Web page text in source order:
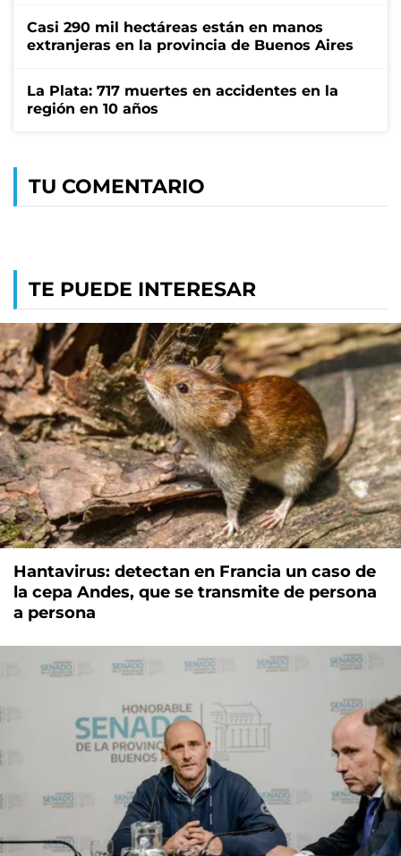
Casi 290 mil hectáreas están en manos
extranjeras en la provincia de Buenos Aires
La Plata: 717 muertes en accidentes en la
región en 10 años
TU COMENTARIO
TE PUEDE INTERESAR
Hantavirus: detectan en Francia un caso de
la cepa Andes, que se transmite de persona
a persona